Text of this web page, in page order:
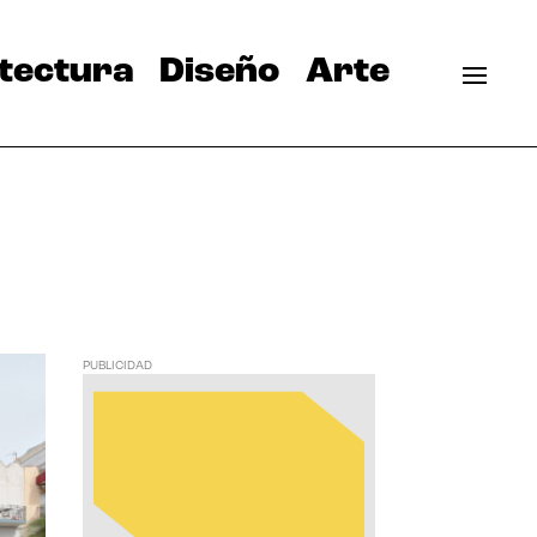
Diseño Arte
PUBLICIDAD